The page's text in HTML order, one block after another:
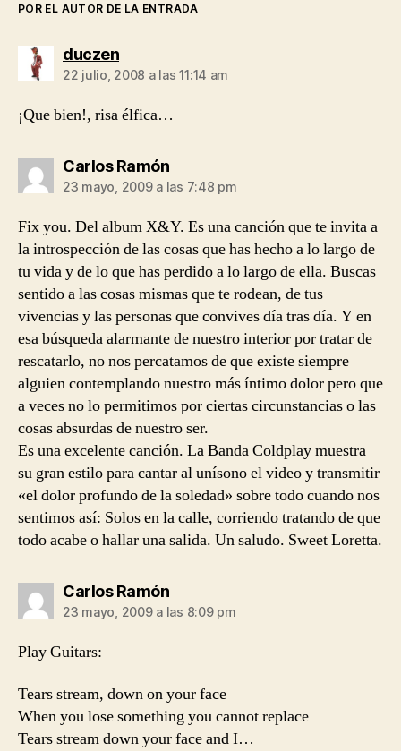
POR EL AUTOR DE LA ENTRADA
duczendice:
22 julio, 2008 a las 11:14 am
¡Que bien!, risa élfica…
Carlos Ramóndice:
23 mayo, 2009 a las 7:48 pm
Fix you. Del album X&Y. Es una canción que te invita a
la introspección de las cosas que has hecho a lo largo de
tu vida y de lo que has perdido a lo largo de ella. Buscas
sentido a las cosas mismas que te rodean, de tus
vivencias y las personas que convives día tras día. Y en
esa búsqueda alarmante de nuestro interior por tratar de
rescatarlo, no nos percatamos de que existe siempre
alguien contemplando nuestro más íntimo dolor pero que
a veces no lo permitimos por ciertas circunstancias o las
cosas absurdas de nuestro ser.
Es una excelente canción. La Banda Coldplay muestra
su gran estilo para cantar al unísono el video y transmitir
«el dolor profundo de la soledad» sobre todo cuando nos
sentimos así: Solos en la calle, corriendo tratando de que
todo acabe o hallar una salida. Un saludo. Sweet Loretta.
Carlos Ramóndice:
23 mayo, 2009 a las 8:09 pm
Play Guitars:
Tears stream, down on your face
When you lose something you cannot replace
Tears stream down your face and I…